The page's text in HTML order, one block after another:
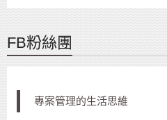
FB粉絲團
專案管理的生活思維